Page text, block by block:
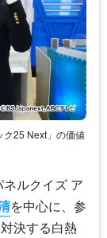
ク25 Next」の価値
ルクイズ ア
を中心に、参
決する白熱